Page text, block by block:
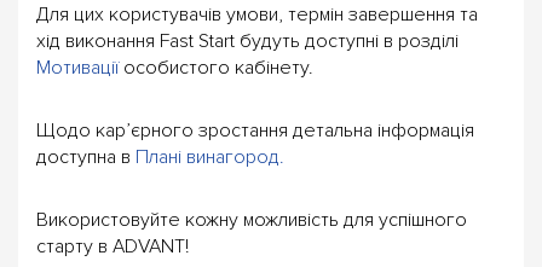
Для цих користувачів умови, термін завершення та
хід виконання Fast Start будуть доступні в розділі
Мотивації особистого кабінету.
Щодо кар’єрного зростання детальна інформація
доступна в Плані винагород.
Використовуйте кожну можливість для успішного
старту в ADVANT!